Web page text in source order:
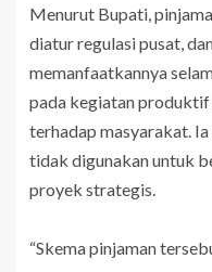
Menurut Bupati,
diatur regulasi pusat,
memanfaatkannya
pada kegiatan
terhadap masyarakat.
tidak digunakan untuk
proyek strategis.
“Skema pinjaman